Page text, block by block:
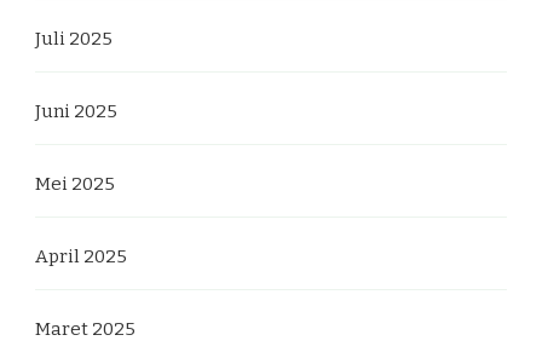
Juli 2025
Juni 2025
Mei 2025
April 2025
Maret 2025